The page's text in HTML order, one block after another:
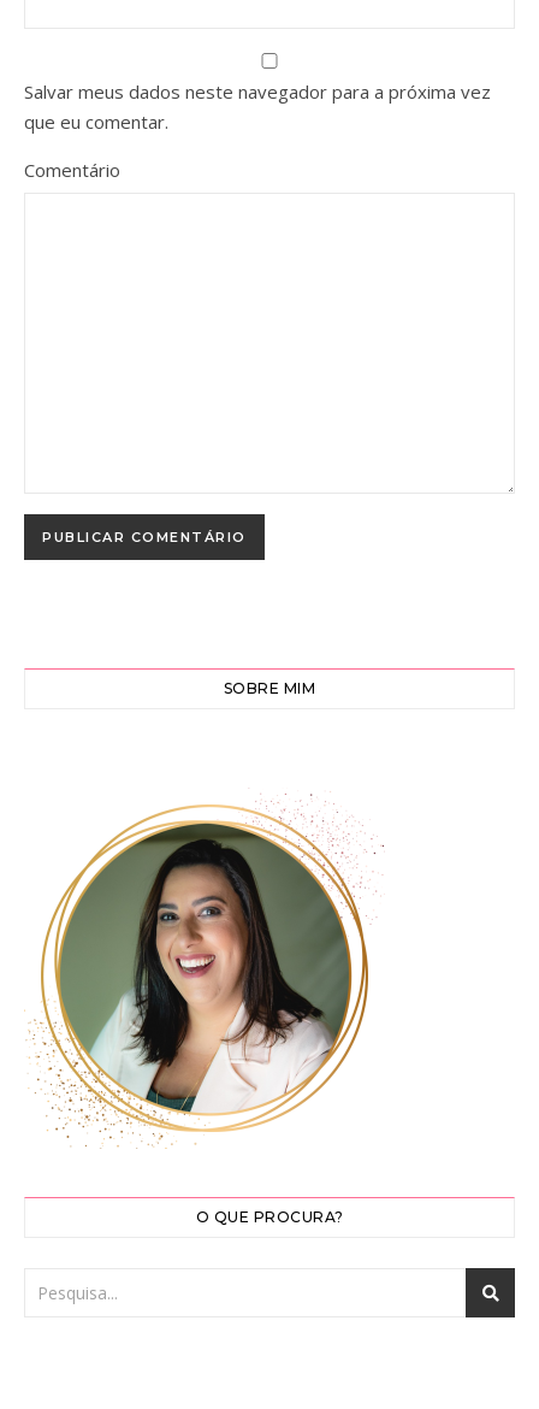
Salvar meus dados neste navegador para a próxima vez
que eu comentar.
Comentário
SOBRE MIM
O QUE PROCURA?